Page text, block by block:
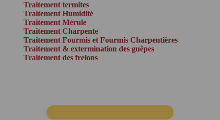
Traitement termites
Traitement Humidité
Traitement Mérule
Traitement Charpente
Traitement Fourmis et Fourmis Charpentières
Traitement & extermination des guêpes
Traitement des frelons